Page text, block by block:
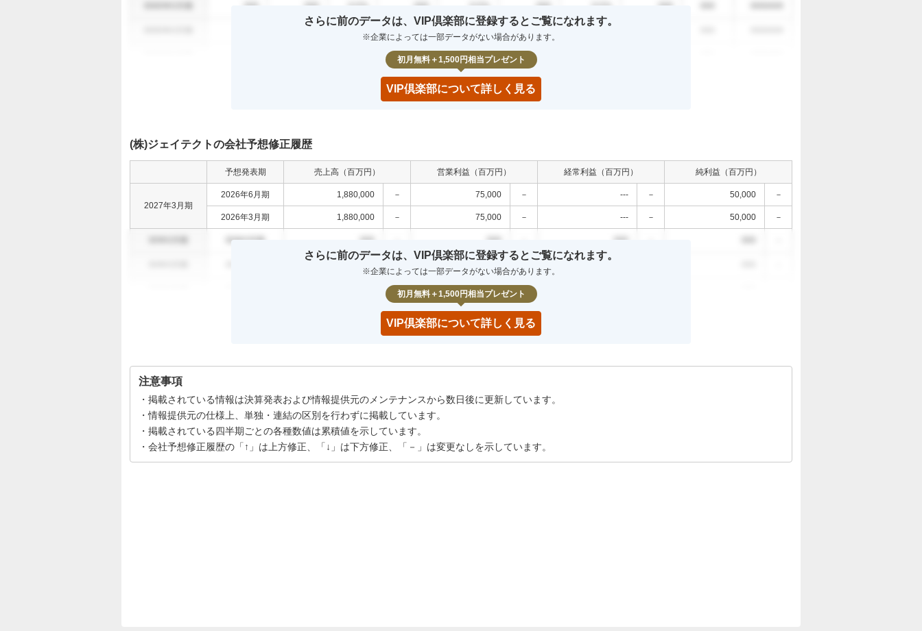
000 000 0.0% 000 0.0% 000 0.0% 000
000 0.0% 000
さらに前のデータは、VIP倶楽部に登録するとご覧になれます。
※企業によっては一部データがない場合があります。
初月無料＋1,500円相当プレゼント
VIP倶楽部について詳しく見る
(株)ジェイテクトの会社予想修正履歴
予想発表期 売上高（百万円） 営業利益（百万円） 経常利益（百万円） 純利益（百万円）
2027年3月期
2026年6月期 1,880,000 － 75,000 － --- － 50,000 －
2026年3月期 1,880,000 － 75,000 － --- － 50,000 －
00年0月期 000 000 000
－ 000 －
さらに前のデータは、VIP倶楽部に登録するとご覧になれます。
※企業によっては一部データがない場合があります。
初月無料＋1,500円相当プレゼント
VIP倶楽部について詳しく見る
注意事項
掲載されている情報は決算発表および情報提供元のメンテナンスから数日後に更新しています。
情報提供元の仕様上、単独・連結の区別を行わずに掲載しています。
掲載されている四半期ごとの各種数値は累積値を示しています。
会社予想修正履歴の「↑」は上方修正、「↓」は下方修正、「－」は変更なしを示しています。